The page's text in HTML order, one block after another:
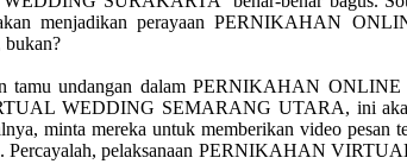
menjadikan perayaan PERNIKAHAN
bukan?
tamu undangan dalam PERNIKAHAN
WEDDING SEMARANG UTARA, ini
minta mereka untuk memberikan video pesan
Percayalah, pelaksanaan PERNIKAHAN